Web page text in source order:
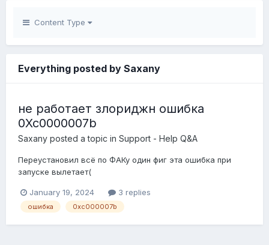
Content Type
Everything posted by Saxany
не работает злориджн ошибка
0Xc0000007b
Saxany posted a topic in Support - Help Q&A
Переустановил всё по ФАКу один фиг эта ошибка при
запуске вылетает(
January 19, 2024 3 replies
ошибка 0xc000007b